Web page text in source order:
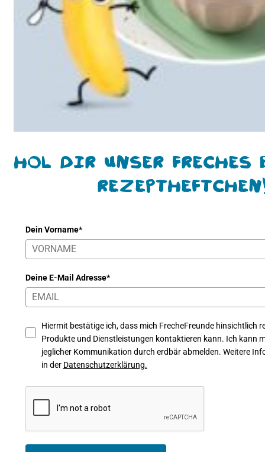
Hol Dir unser freches
Dein Vorname*
Deine E-Mail Adresse*
Hiermit bestätige ich, dass mich FrecheFreunde hinsichtlich
Produkte und Dienstleistungen kontaktieren kann. Ich kann
jeglicher Kommunikation durch erdbär abmelden. Weitere
in der Datenschutzerklärung.